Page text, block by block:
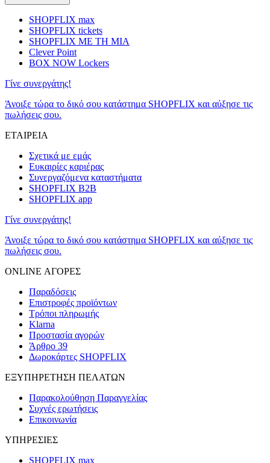
SHOPFLIX max
SHOPFLIX tickets
SHOPFLIX ΜΕ ΤΗ ΜΙΑ
Clever Point
BOX NOW Lockers
Γίνε συνεργάτης!
Άνοιξε τώρα το δικό σου κατάστημα SHOPFLIX και αύξησε τις
πωλήσεις σου.
ΕΤΑΙΡΕΙΑ
Σχετικά με εμάς
Ευκαιρίες καριέρας
Συνεργαζόμενα καταστήματα
SHOPFLIX B2B
SHOPFLIX app
Γίνε συνεργάτης!
Άνοιξε τώρα το δικό σου κατάστημα SHOPFLIX και αύξησε τις
πωλήσεις σου.
ONLINE ΑΓΟΡΕΣ
Παραδόσεις
Επιστροφές προϊόντων
Τρόποι πληρωμής
Klarna
Προστασία αγορών
Άρθρο 39
Δωροκάρτες SHOPFLIX
ΕΞΥΠΗΡΕΤΗΣΗ ΠΕΛΑΤΩΝ
Παρακολούθηση Παραγγελίας
Συχνές ερωτήσεις
Επικοινωνία
ΥΠΗΡΕΣΙΕΣ
SHOPFLIX max